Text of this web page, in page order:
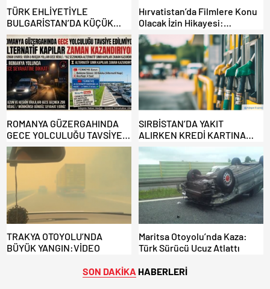
TÜRK EHLİYETİYLE
BULGARİSTAN’DA KÜÇÜK
HATA, ARACINA 6 AY EL
KONULMASINA YOL AÇTI
Hırvatistan’da Filmlere Konu
Olacak İzin Hikayesi:
Benzinlikte Eşini Unuttu!
ROMANYA GÜZERGAHINDA
GECE YOLCULUĞU TAVSİYE
EDİLMİYOR: ALTERNATİF
KAPILAR ZAMAN
KAZANDIRIYOR!
SIRBİSTAN’DA YAKIT
ALIRKEN KREDİ KARTINA
DİKKAT: MAĞDUR OLMAYIN!
TRAKYA OTOYOLU’NDA
BÜYÜK YANGIN:VİDEO
Maritsa Otoyolu’nda Kaza:
Türk Sürücü Ucuz Atlattı
SON DAKİKA HABERLERİ